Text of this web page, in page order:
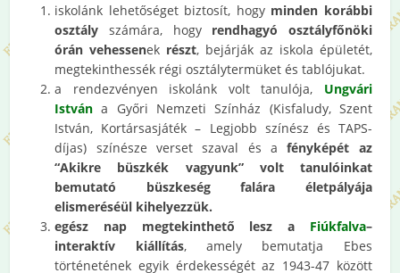
iskolánk lehetőséget biztosít, hogy minden korábbi
osztály számára, hogy rendhagyó osztályfőnöki
órán vehessenek részt, bejárják az iskola épületét,
megtekinthessék régi osztálytermüket és tablójukat.
a rendezvényen iskolánk volt tanulója, Ungvári
István a Győri Nemzeti Színház (Kisfaludy, Szent
István, Kortársasjáték – Legjobb színész és TAPS-
díjas) színésze verset szaval és afényképét az
“Akikre büszkék vagyunk” volt tanulóinkat
bemutató büszkeség falára életpályája
elismeréséül kihelyezzük.
egész nap megtekinthető lesz a Fiúkfalva–
interaktív kiállítás, amely bemutatja Ebes
történetének egyik érdekességét az 1943-47 között